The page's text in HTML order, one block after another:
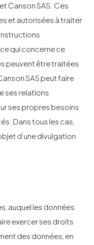
Canson SAS. Ces
et autorisées à traiter
qui concerne ce
peuvent être traitées
SAS peut faire
ses relations
ses propres besoins
Dans tous les cas,
d’une divulgation
auquel les données
exercer ses droits
des données, en